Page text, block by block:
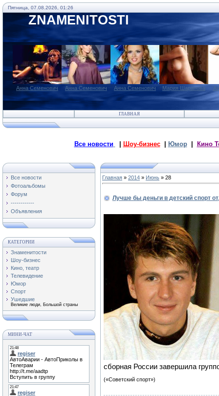
Пятница, 07.08.2026, 01:26
ZNAMENITOSTI
Анна Семенович Анна Семенович Анна Семенович Мария Шарапова
ГЛАВНАЯ
Все новости Шоу-бизнес| Юмор| Кино
Все новости
Фотоальбомы
Форум
------------
Объявления
КАТЕГОРИИ
Знаменитости
Шоу-бизнес
Кино, театр
Телевидение
Юмор
Спорт
Ушедшие
Великие люди, Большой страны
МИНИ-ЧАТ
Главная » 2014 » Июнь » 28
Лучше бы деньги в детский спорт
сборная России завершила
(«Советский спорт»)